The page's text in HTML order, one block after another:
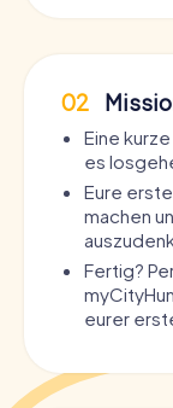
02
Eine
es
Eure
machen
Fertig?
eurer